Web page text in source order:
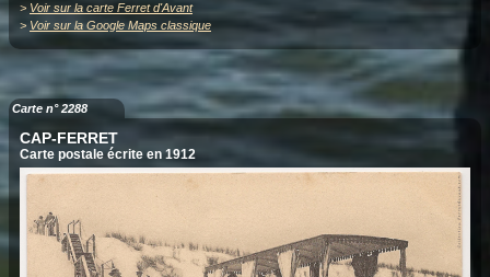
> Voir sur la carte Ferret d'Avant
> Voir sur la Google Maps classique
Carte n° 2288
CAP-FERRET
Carte postale écrite en 1912